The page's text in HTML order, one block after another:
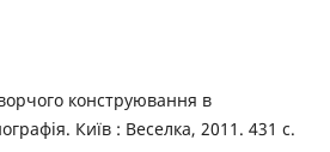
конструювання в
Київ : Веселка, 2011. 431 с.